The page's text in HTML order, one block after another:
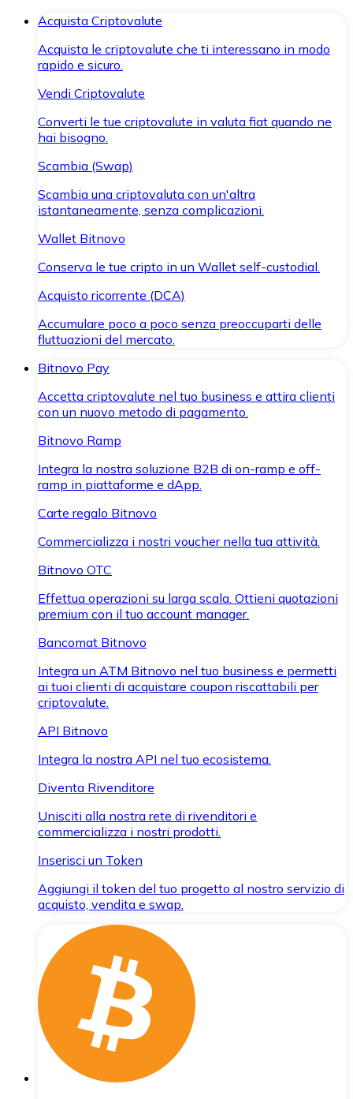
Acquista Criptovalute
Acquista le criptovalute che ti interessano in modo
rapido e sicuro.
Vendi Criptovalute
Converti le tue criptovalute in valuta fiat quando ne
hai bisogno.
Scambia (Swap)
Scambia una criptovaluta con un'altra
istantaneamente, senza complicazioni.
Wallet Bitnovo
Conserva le tue cripto in un Wallet self-custodial.
Acquisto ricorrente (DCA)
Accumulare poco a poco senza preoccuparti delle
fluttuazioni del mercato.
Bitnovo Pay
Accetta criptovalute nel tuo business e attira clienti
con un nuovo metodo di pagamento.
Bitnovo Ramp
Integra la nostra soluzione B2B di on-ramp e off-
ramp in piattaforme e dApp.
Carte regalo Bitnovo
Commercializza i nostri voucher nella tua attività.
Bitnovo OTC
Effettua operazioni su larga scala. Ottieni quotazioni
premium con il tuo account manager.
Bancomat Bitnovo
Integra un ATM Bitnovo nel tuo business e permetti
ai tuoi clienti di acquistare coupon riscattabili per
criptovalute.
API Bitnovo
Integra la nostra API nel tuo ecosistema.
Diventa Rivenditore
Unisciti alla nostra rete di rivenditori e
commercializza i nostri prodotti.
Inserisci un Token
Aggiungi il token del tuo progetto al nostro servizio di
acquisto, vendita e swap.